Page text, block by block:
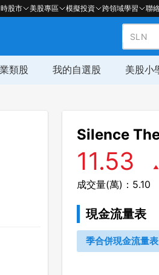
股市 美股專區 模擬投資 跨領域學習 聯
類股 我的自選股 美股小
Silence
11.53
成交量(萬)：5.10
現金流量表
季合併現金流量表